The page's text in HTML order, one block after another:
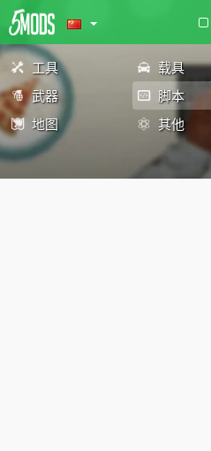
工具 载具
武器
脚本
地图
其他